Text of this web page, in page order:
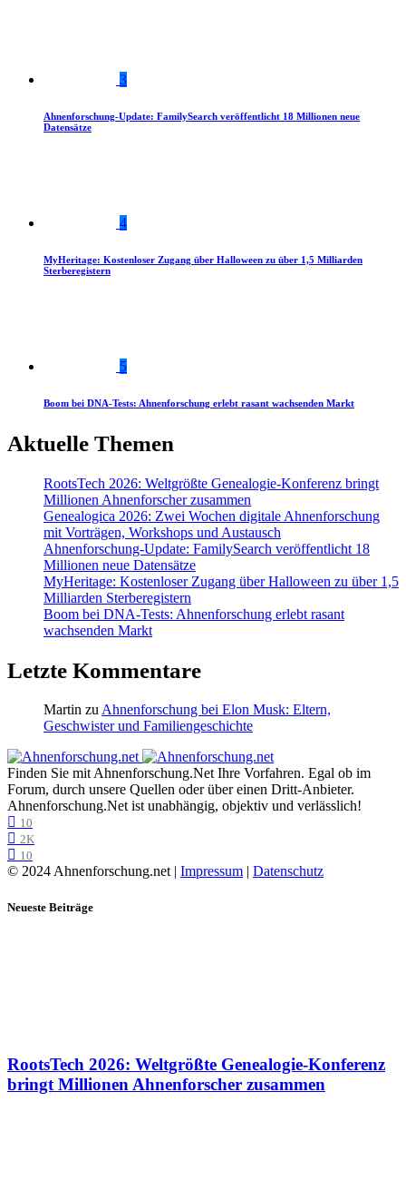
3
Ahnenforschung-Update: FamilySearch veröffentlicht 18 Millionen neue
Datensätze
4
MyHeritage: Kostenloser Zugang über Halloween zu über 1,5 Milliarden
Sterberegistern
5
Boom bei DNA-Tests: Ahnenforschung erlebt rasant wachsenden Markt
Aktuelle Themen
RootsTech 2026: Weltgrößte Genealogie-Konferenz bringt
Millionen Ahnenforscher zusammen
Genealogica 2026: Zwei Wochen digitale Ahnenforschung
mit Vorträgen, Workshops und Austausch
Ahnenforschung-Update: FamilySearch veröffentlicht 18
Millionen neue Datensätze
MyHeritage: Kostenloser Zugang über Halloween zu über 1,5
Milliarden Sterberegistern
Boom bei DNA-Tests: Ahnenforschung erlebt rasant
wachsenden Markt
Letzte Kommentare
Martin zu Ahnenforschung bei Elon Musk: Eltern,
Geschwister und Familiengeschichte
Finden Sie mit Ahnenforschung.Net Ihre Vorfahren. Egal ob im
Forum, durch unsere Quellen oder über einen Dritt-Anbieter.
Ahnenforschung.Net ist unabhängig, objektiv und verlässlich!
10
2K
10
© 2024 Ahnenforschung.net | Impressum | Datenschutz
Neueste Beiträge
RootsTech 2026: Weltgrößte Genealogie-Konferenz
bringt Millionen Ahnenforscher zusammen